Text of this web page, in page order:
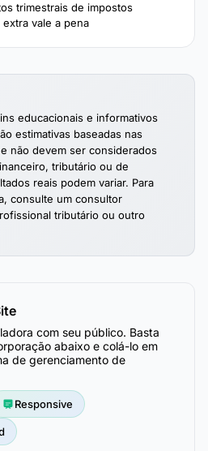
trimestrais de impostos
vale a pena
educacionais e informativos
estimativas baseadas nas
não devem ser considerados
tributário ou de
reais podem variar. Para
consulte um consultor
tributário ou outro
com seu público. Basta
abaixo e colá-lo em
de gerenciamento de
Responsive